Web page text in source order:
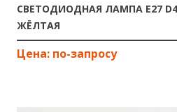
СВЕТОДИОДНАЯ ЛАМПА E27
ЖЁЛТАЯ